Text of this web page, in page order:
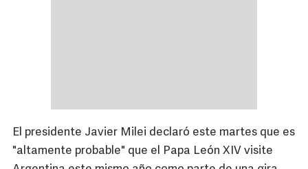
El presidente Javier Milei declaró este martes que es
"altamente probable" que el Papa León XIV visite